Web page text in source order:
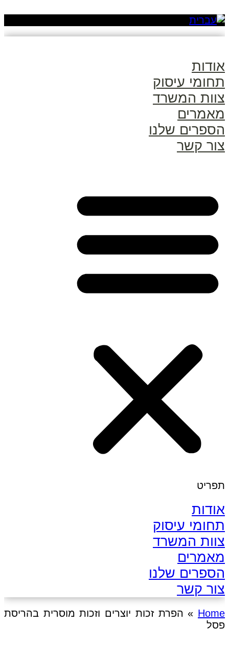
אודות
תחומי עיסוק
צוות המשרד
מאמרים
הספרים שלנו
צור קשר
תפריט
אודות
תחומי עיסוק
צוות המשרד
מאמרים
הספרים שלנו
צור קשר
Home
» הפרת זכות יוצרים וזכות מוסרית בהריסת
פסל